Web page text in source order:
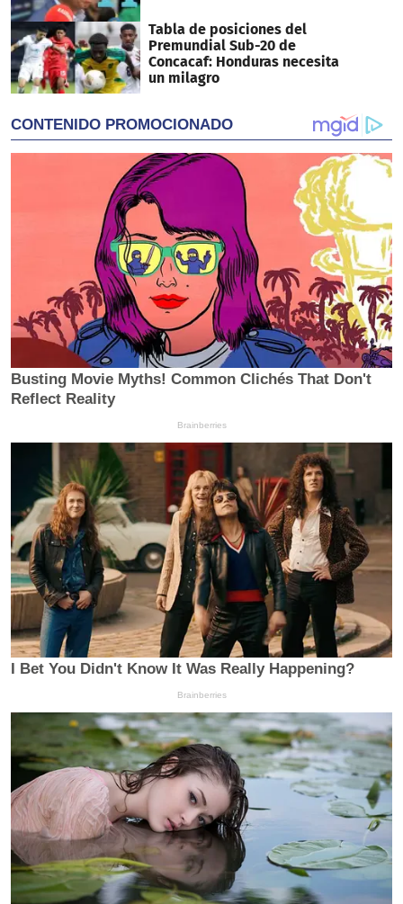
Tabla de posiciones del
Premundial Sub-20 de
Concacaf: Honduras necesita
un milagro